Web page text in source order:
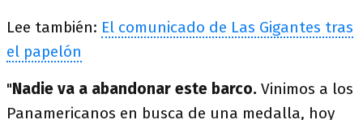
Lee también: El comunicado de Las Gigantes tras
el papelón
"Nadie va a abandonar este barco. Vinimos a los
Panamericanos en busca de una medalla, hoy